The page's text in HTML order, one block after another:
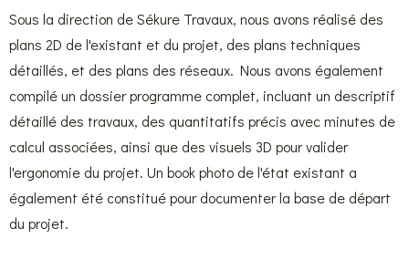
Sous la direction de Sékure Travaux, nous avons réalisé des
plans 2D de l'existant et du projet, des plans techniques
détaillés, et des plans des réseaux. Nous avons également
compilé un dossier programme complet, incluant un descriptif
détaillé des travaux, des quantitatifs précis avec minutes de
calcul associées, ainsi que des visuels 3D pour valider
l'ergonomie du projet. Un book photo de l'état existant a
également été constitué pour documenter la base de départ
du projet.